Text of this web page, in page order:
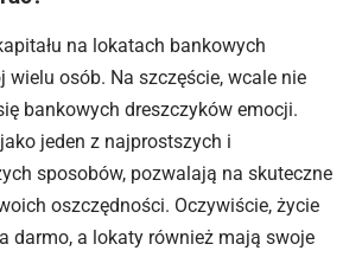
na lokatach bankowych
wielu osób. Na szczęście, wcale nie
bankowych dreszczyków emocji.
jeden z najprostszych i
sposobów, pozwalają na skuteczne
oszczędności. Oczywiście, życie
darmo, a lokaty również mają swoje